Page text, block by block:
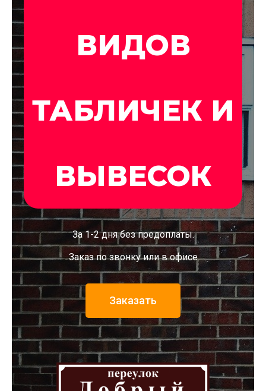
ВИДОВ
ТАБЛИЧЕК И
ВЫВЕСОК
За 1-2 дня без предоплаты.
Заказ по звонку или в офисе
Заказать